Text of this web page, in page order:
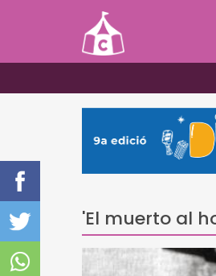
'El muerto al